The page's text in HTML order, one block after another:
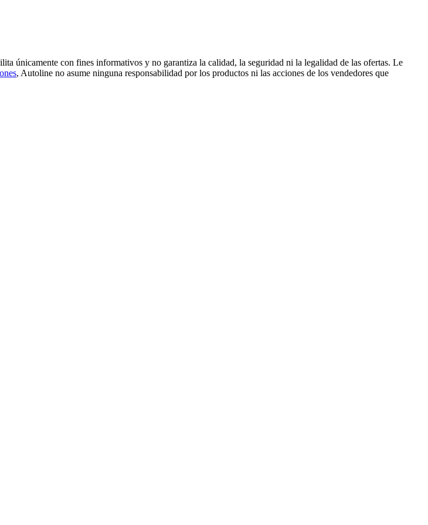
únicamente con fines informativos y no garantiza la calidad, la seguridad ni la legalidad de las ofertas. Le
, Autoline no asume ninguna responsabilidad por los productos ni las acciones de los vendedores que